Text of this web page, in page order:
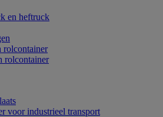
en heftruck
rolcontainer
rolcontainer
voor industrieel transport